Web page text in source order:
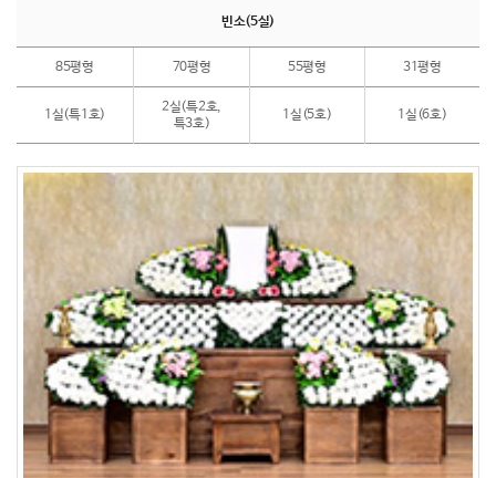
빈소(5실)
85평형 70평형 55평형 31평형
1실(특1호)
2실(특2호,
특3호)
1실(5호) 1실(6호)